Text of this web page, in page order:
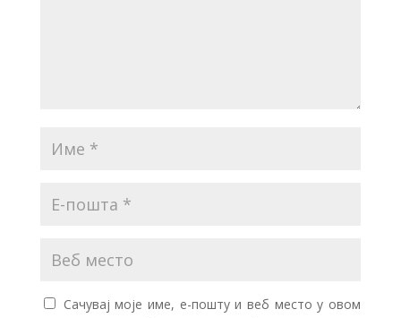
Сачувај моје име, е-пошту и веб место у овом